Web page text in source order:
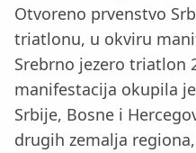
Otvoreno prvenstvo
triatlonu, u okviru
Srebrno jezero triatlon
manifestacija okupila
Srbije, Bosne i
drugih zemalja